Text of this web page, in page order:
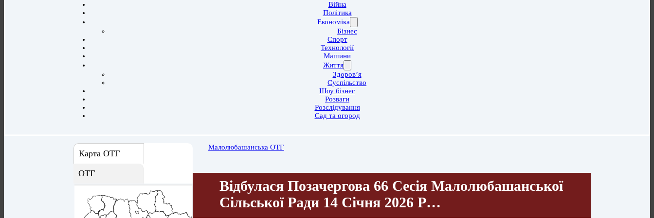
Війна
Політика
Економіка
Бізнес
Спорт
Технології
Машини
Життя
Здоров’я
Суспільство
Шоу бізнес
Розваги
Розслідування
Сад та огород
Карта ОТГ
ОТГ
Малолюбашанська ОТГ
Відбулася Позачергова 66 Сесія Малолюбашанської
Сільської Ради 14 Січня 2026 Р…